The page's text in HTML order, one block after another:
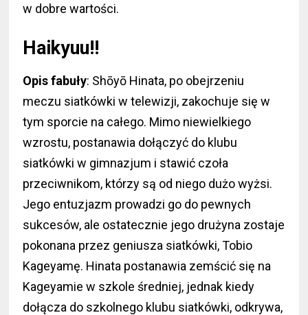
w dobre wartości.
Haikyuu!!
Opis fabuły: Shōyō Hinata, po obejrzeniu
meczu siatkówki w telewizji, zakochuje się w
tym sporcie na całego. Mimo niewielkiego
wzrostu, postanawia dołączyć do klubu
siatkówki w gimnazjum i stawić czoła
przeciwnikom, którzy są od niego dużo wyżsi.
Jego entuzjazm prowadzi go do pewnych
sukcesów, ale ostatecznie jego drużyna zostaje
pokonana przez geniusza siatkówki, Tobio
Kageyamę. Hinata postanawia zemścić się na
Kageyamie w szkole średniej, jednak kiedy
dołącza do szkolnego klubu siatkówki, odkrywa,